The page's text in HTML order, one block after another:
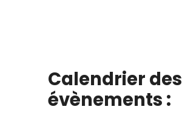
Calendrier des
évènements :